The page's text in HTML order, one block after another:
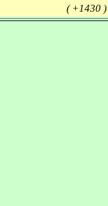
( +1430 )